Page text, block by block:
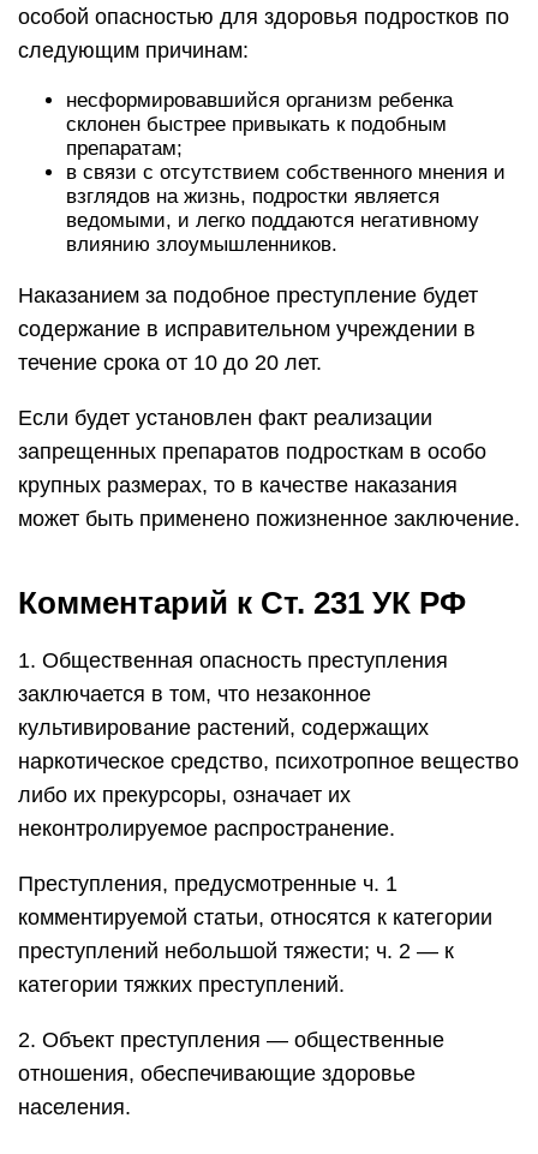
особой опасностью для здоровья подростков по
следующим причинам:
несформировавшийся организм ребенка
склонен быстрее привыкать к подобным
препаратам;
в связи с отсутствием собственного мнения и
взглядов на жизнь, подростки является
ведомыми, и легко поддаются негативному
влиянию злоумышленников.
Наказанием за подобное преступление будет
содержание в исправительном учреждении в
течение срока от 10 до 20 лет.
Если будет установлен факт реализации
запрещенных препаратов подросткам в особо
крупных размерах, то в качестве наказания
может быть применено пожизненное заключение.
Комментарий к Ст. 231 УК РФ
1. Общественная опасность преступления
заключается в том, что незаконное
культивирование растений, содержащих
наркотическое средство, психотропное вещество
либо их прекурсоры, означает их
неконтролируемое распространение.
Преступления, предусмотренные ч. 1
комментируемой статьи, относятся к категории
преступлений небольшой тяжести; ч. 2 — к
категории тяжких преступлений.
2. Объект преступления — общественные
отношения, обеспечивающие здоровье
населения.